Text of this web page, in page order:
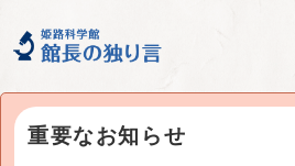
重要なお知らせ